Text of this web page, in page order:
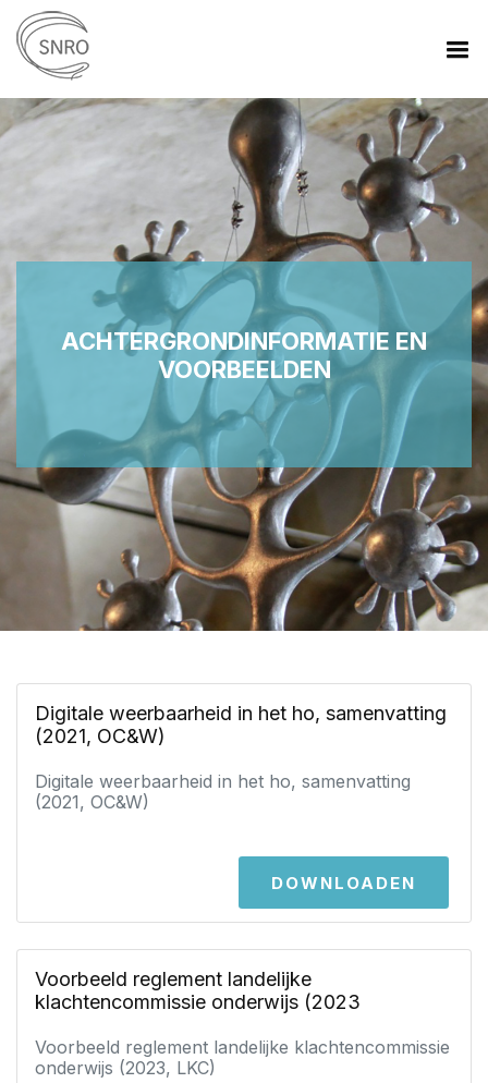
ACHTERGRONDINFORMATIE EN
VOORBEELDEN
Digitale weerbaarheid in het ho, samenvatting
(2021, OC&W)
Digitale weerbaarheid in het ho, samenvatting
(2021, OC&W)
DOWNLOADEN
Voorbeeld reglement landelijke
klachtencommissie onderwijs (2023
Voorbeeld reglement landelijke klachtencommissie
onderwijs (2023, LKC)